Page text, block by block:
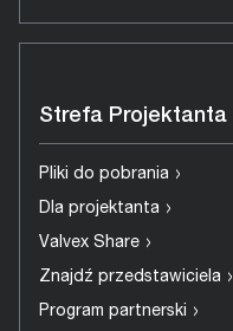
Strefa Projektanta
Pliki do pobrania ›
Dla projektanta ›
Valvex Share ›
Znajdź przedstawiciela ›
Program partnerski ›